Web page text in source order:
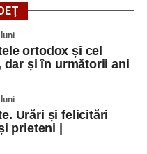
ortodox și cel
dar și în următorii ani
Urări și felicitări
prieteni |